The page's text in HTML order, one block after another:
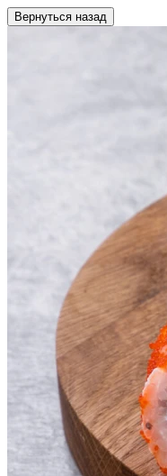
Вернуться назад